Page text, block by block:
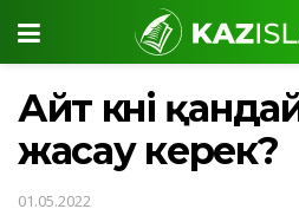
Айт күні
жасау керек?
01.05.2022